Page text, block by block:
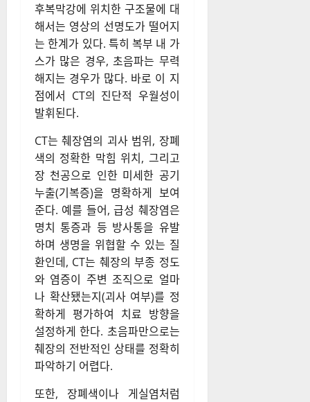
후복막강에 위치한 구조물에 대
해서는 영상의 선명도가 떨어지
는 한계가 있다. 특히 복부 내 가
스가 많은 경우, 초음파는 무력
해지는 경우가 많다. 바로 이 지
점에서 CT의 진단적 우월성이
발휘된다.
CT는 췌장염의 괴사 범위, 장폐
색의 정확한 막힘 위치, 그리고
장 천공으로 인한 미세한 공기
누출(기복증)을 명확하게 보여
준다. 예를 들어, 급성 췌장염은
명치 통증과 등 방사통을 유발
하며 생명을 위협할 수 있는 질
환인데, CT는 췌장의 부종 정도
와 염증이 주변 조직으로 얼마
나 확산됐는지(괴사 여부)를 정
확하게 평가하여 치료 방향을
설정하게 한다. 초음파만으로는
췌장의 전반적인 상태를 정확히
파악하기 어렵다.
또한, 장폐색이나 게실염처럼